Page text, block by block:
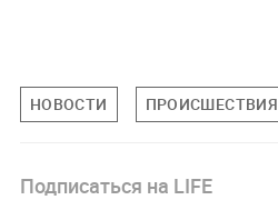
НОВОСТИ ПРОИСШЕСТВИЯ
Подписаться на LIFE